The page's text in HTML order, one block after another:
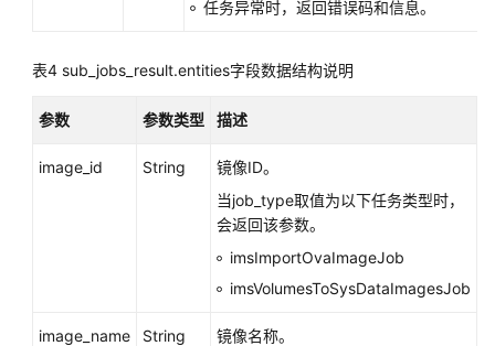
统
限
任务异常时，返回错误码和信息。
表4 sub_jobs_result.entities字段数据结构说明
参数 参数类型 描述
image_id String
镜像ID。
当job_type取值为以下任务类型时，
会返回该参数。
imsImportOvaImageJob
imsVolumesToSysDataImagesJob
image_name String 镜像名称。